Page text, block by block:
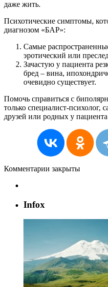
даже жить.
Психотические симптомы,
диагнозом «БАР»:
Самые
эротический или
Зачастую у пациента
бред – вина,
очевидно существует.
Помочь справиться с
только специалист-психолог,
друзей или родных у
Комментарии закрыты
Infox